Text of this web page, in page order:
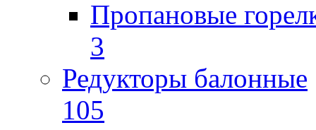
Пропановые
3
Редукторы балонные
105